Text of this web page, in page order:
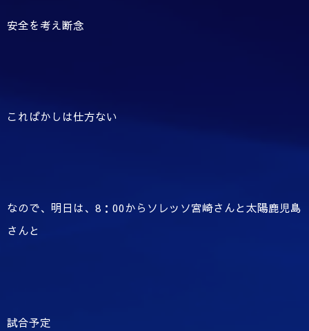
安全を考え断念
こればかしは仕方ない
なので、明日は、8：00からソレッソ宮崎さんと太陽鹿児島
さんと
試合予定